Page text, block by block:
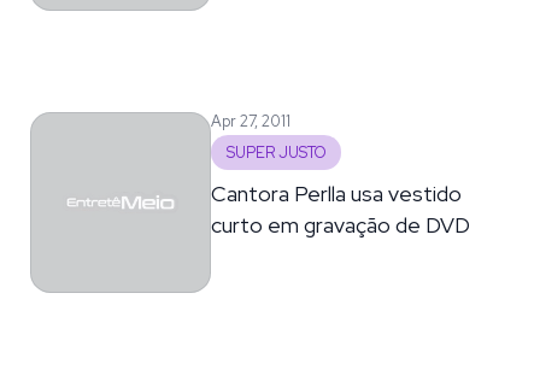
Apr 27, 2011
SUPER JUSTO
Cantora Perlla usa vestido
curto em gravação de DVD